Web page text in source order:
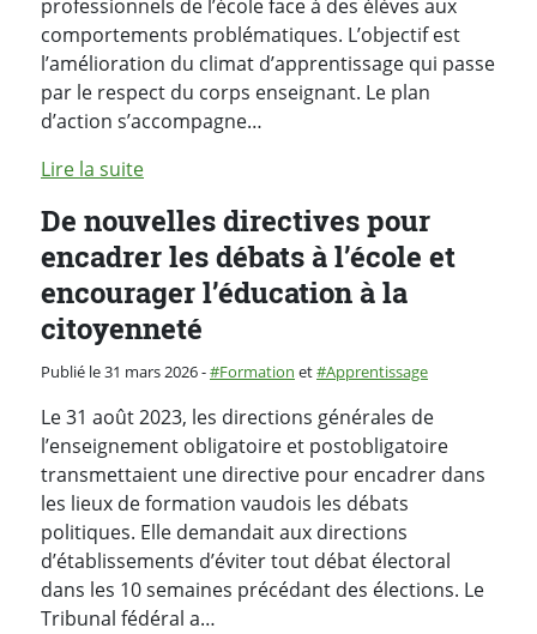
professionnels de l’école face à des élèves aux
comportements problématiques. L’objectif est
l’amélioration du climat d’apprentissage qui passe
par le respect du corps enseignant. Le plan
d’action s’accompagne…
Lire la suite
De nouvelles directives pour
encadrer les débats à l’école et
encourager l’éducation à la
citoyenneté
Publié le 31 mars 2026-Catégorie :
Formation et Apprentissage
Le 31 août 2023, les directions générales de
l’enseignement obligatoire et postobligatoire
transmettaient une directive pour encadrer dans
les lieux de formation vaudois les débats
politiques. Elle demandait aux directions
d’établissements d’éviter tout débat électoral
dans les 10 semaines précédant des élections. Le
Tribunal fédéral a…